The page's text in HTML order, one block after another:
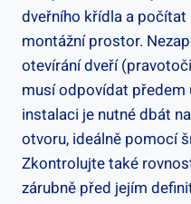
dveřního křídla a
montážní prostor.
otevírání dveří
musí odpovídat předem
instalaci je nutné dbát
otvoru, ideálně pomocí
Zkontrolujte také
zárubně před jejím